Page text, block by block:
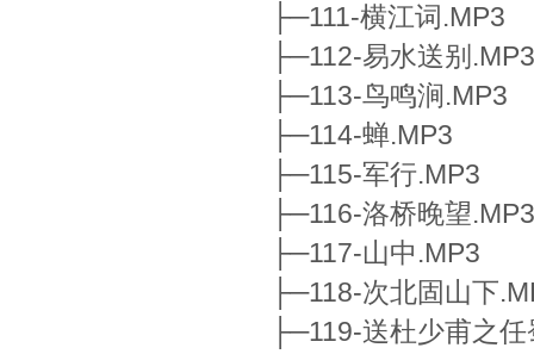
├─111-横江词.MP3
├─112-易水送别.MP3
├─113-鸟鸣涧.MP3
├─114-蝉.MP3
├─115-军行.MP3
├─116-洛桥晚望.MP3
├─117-山中.MP3
├─118-次北固山下
├─119-送杜少甫之